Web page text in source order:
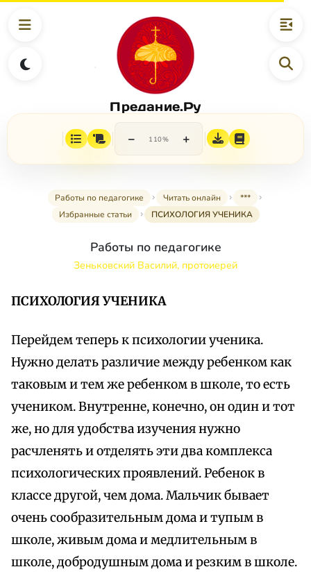
Предание.Ру
− 110% +
Работы по педагогике Читать онлайн
***
Избранные статьи
ПСИХОЛОГИЯ УЧЕНИКА
Работы по педагогике
Зеньковский Василий, протоиерей
ПСИХОЛОГИЯ УЧЕНИКА
Перейдем теперь к психологии ученика.
Нужно делать различие между ребенком как
таковым и тем же ребенком в школе, то есть
учеником. Внутренне, конечно, он один и тот
же, но для удобства изучения нужно
расчленять и отделять эти два комплекса
психологических проявлений. Ребенок в
классе другой, чем дома. Мальчик бывает
очень сообразительным дома и тупым в
школе, живым дома и медлительным в
школе, добродушным дома и резким в школе.